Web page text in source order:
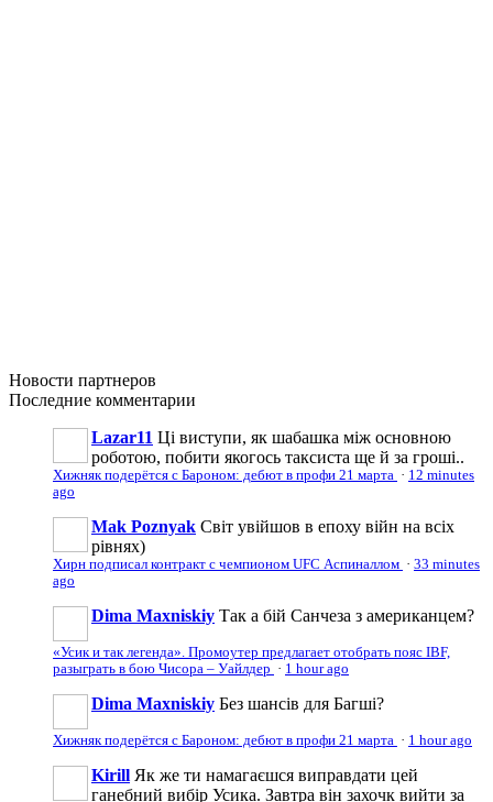
Новости партнеров
Последние комментарии
Lazar11 Ці виступи, як шабашка між основною
роботою, побити якогось таксиста ще й за гроші..
Хижняк подерётся с Бароном: дебют в профи 21 марта · 12 minutes
ago
Mak Poznyak Світ увійшов в епоху війн на всіх
рівнях)
Хирн подписал контракт с чемпионом UFC Аспиналлом · 33 minutes
ago
Dima Maxniskiy Так а бій Санчеза з американцем?
«Усик и так легенда». Промоутер предлагает отобрать пояс IBF,
разыграть в бою Чисора – Уайлдер · 1 hour ago
Dima Maxniskiy Без шансів для Багші?
Хижняк подерётся с Бароном: дебют в профи 21 марта · 1 hour ago
Kirill Як же ти намагаєшся виправдати цей
ганебний вибір Усика. Завтра він захочк вийти за